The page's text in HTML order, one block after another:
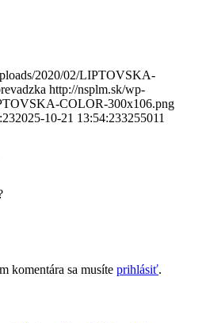
2020/02/LIPTOVSKA-
http://nsplm.sk/wp-
COLOR-300x106.png
2025-10-21 13:54:233255011
komentára sa musíte prihlásiť.